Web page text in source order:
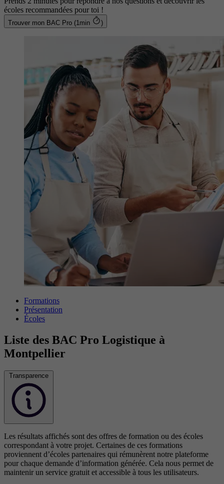
écoles recommandées pour toi !
Trouver mon BAC Pro (1min )
Formations
Présentation
Écoles
Liste des BAC Pro Logistique à
Montpellier
Transparence
Les résultats affichés sont des offres de formation ou des écoles
correspondant à votre projet. Certaines de ces formations
proviennent d’écoles partenaires qui rémunèrent notre plateforme
pour chaque demande d’information générée. Cela nous permet de
maintenir un service gratuit et accessible à tous les utilisateurs.